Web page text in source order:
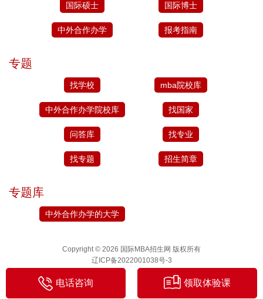
国际硕士 国际博士
中外合作办学 报考指南
专题
找学校 mba院校库
中外合作办学院校库 找国家
问答库 找专业
找专题 招生简章
专题库
中外合作办学的大学
Copyright © 2026 国际MBA招生网 版权所有
辽ICP备2022001038号-3
电话咨询 领取体验课